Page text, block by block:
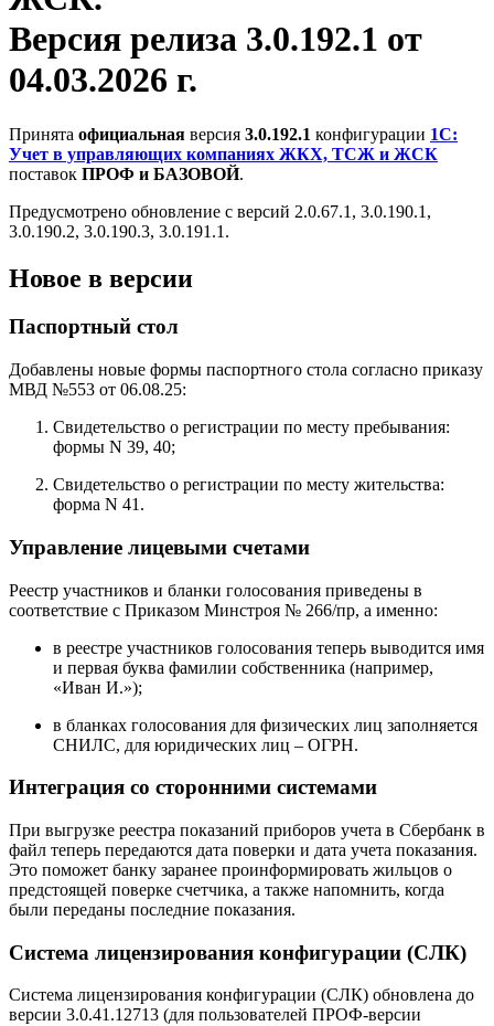
Версия релиза 3.0.192.1 от
04.03.2026 г.
Принята официальная версия 3.0.192.1 конфигурации 1С:
Учет в управляющих компаниях ЖКХ, ТСЖ и ЖСК
поставок ПРОФ и БАЗОВОЙ.
Предусмотрено обновление с версий 2.0.67.1, 3.0.190.1,
3.0.190.2, 3.0.190.3, 3.0.191.1.
Новое в версии
Паспортный стол
Добавлены новые формы паспортного стола согласно приказу
МВД №553 от 06.08.25:
Свидетельство о регистрации по месту пребывания:
формы N 39, 40;
Свидетельство о регистрации по месту жительства:
форма N 41.
Управление лицевыми счетами
Реестр участников и бланки голосования приведены в
соответствие с Приказом Минстроя № 266/пр, а именно:
в реестре участников голосования теперь выводится имя
и первая буква фамилии собственника (например,
«Иван И.»);
в бланках голосования для физических лиц заполняется
СНИЛС, для юридических лиц – ОГРН.
Интеграция со сторонними системами
При выгрузке реестра показаний приборов учета в Сбербанк в
файл теперь передаются дата поверки и дата учета показания.
Это поможет банку заранее проинформировать жильцов о
предстоящей поверке счетчика, а также напомнить, когда
были переданы последние показания.
Система лицензирования конфигурации (СЛК)
Система лицензирования конфигурации (СЛК) обновлена до
версии 3.0.41.12713 (для пользователей ПРОФ-версии